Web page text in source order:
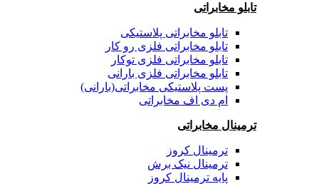
تابلو مخابراتی
تابلو مخابراتی پلاستیکی
تابلو مخابراتی فلزی رو کار
تابلو مخابراتی فلزی توکار
تابلو مخابراتی فلزی بارانی
پست پلاستیکی مخابراتی(بارانی)
ام دی اف مخابراتی
ترمینال مخابراتی
ترمینال کروز
ترمینال نیک برش
پایه ترمینال کروز